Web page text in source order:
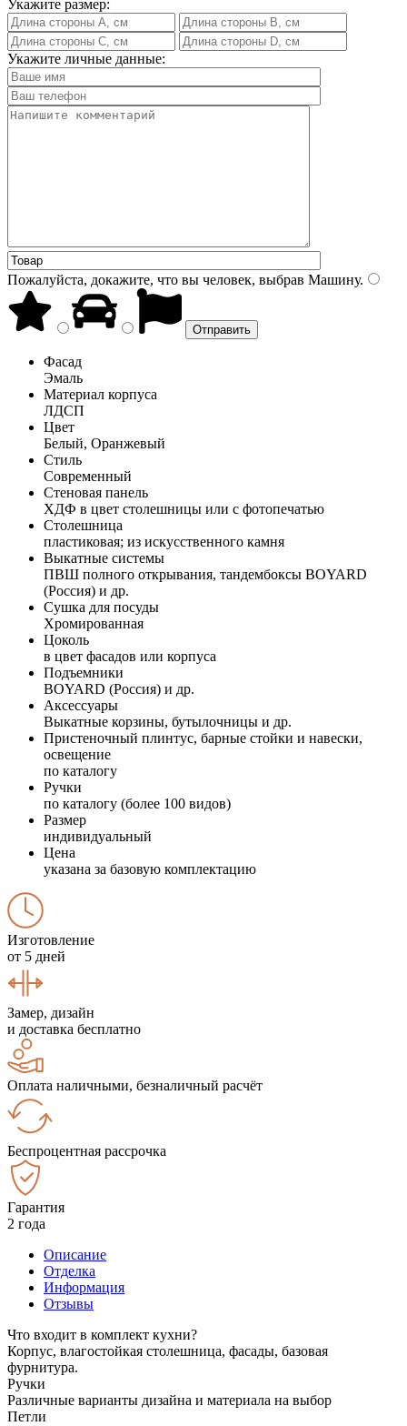
Укажите размер:
Укажите личные данные:
Пожалуйста, докажите, что вы человек, выбрав Машину.
Фасад
Эмаль
Материал корпуса
ЛДСП
Цвет
Белый, Оранжевый
Стиль
Современный
Стеновая панель
ХДФ в цвет столешницы или с фотопечатью
Столешница
пластиковая; из искусственного камня
Выкатные системы
ПВШ полного открывания, тандембоксы BOYARD
(Россия) и др.
Сушка для посуды
Хромированная
Цоколь
в цвет фасадов или корпуса
Подъемники
BOYARD (Россия) и др.
Аксессуары
Выкатные корзины, бутылочницы и др.
Пристеночный плинтус, барные стойки и навески,
освещение
по каталогу
Ручки
по каталогу (более 100 видов)
Размер
индивидуальный
Цена
указана за базовую комплектацию
Изготовление
от 5 дней
Замер, дизайн
и доставка бесплатно
Оплата наличными, безналичный расчёт
Беспроцентная рассрочка
Гарантия
2 года
Описание
Отделка
Информация
Отзывы
Что входит в комплект кухни?
Корпус, влагостойкая столешница, фасады, базовая
фурнитура.
Ручки
Различные варианты дизайна и материала на выбор
Петли